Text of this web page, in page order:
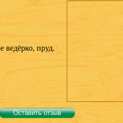
ведёрко, пруд.
Оставить отзыв